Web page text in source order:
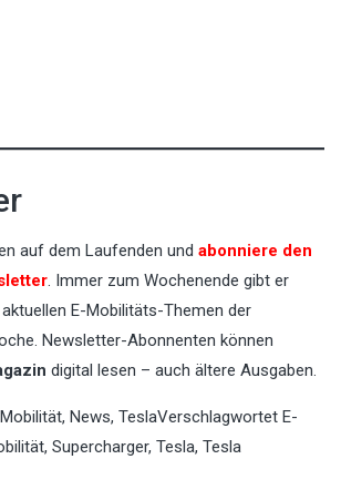
auf dem Laufenden und abonniere den
. Immer zum Wochenende gibt er
E-Mobilitäts-Themen der
Newsletter-Abonnenten können
digital lesen – auch ältere Ausgaben.
, News, TeslaVerschlagwortet E-
, Supercharger, Tesla, Tesla